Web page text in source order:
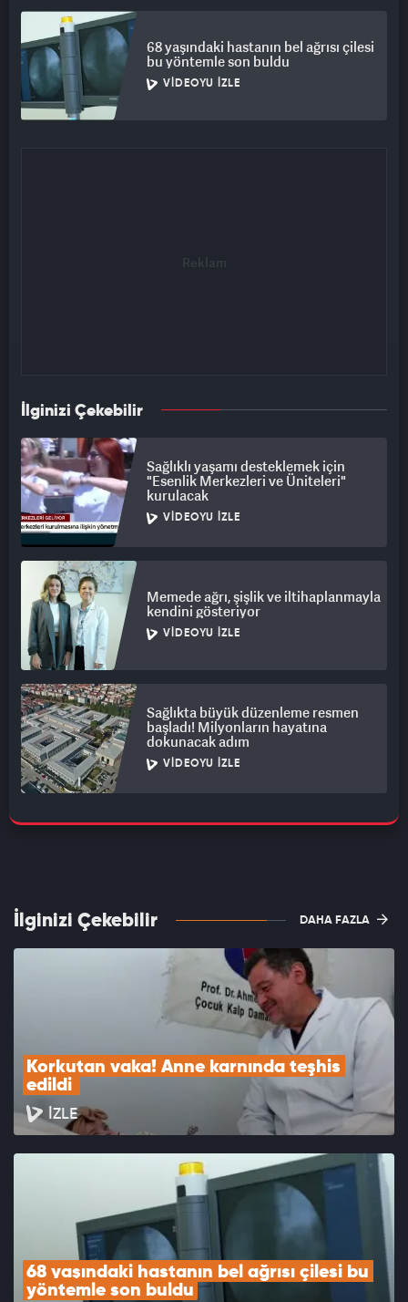
68 yaşındaki hastanın bel ağrısı çilesi
bu yöntemle son buldu
VIDEOYU İZLE
İlginizi Çekebilir
Sağlıklı yaşamı desteklemek için
"Esenlik Merkezleri ve Üniteleri"
kurulacak
VIDEOYU İZLE
Memede ağrı, şişlik ve iltihaplanmayla
kendini gösteriyor
VIDEOYU İZLE
Sağlıkta büyük düzenleme resmen
başladı! Milyonların hayatına
dokunacak adım
VIDEOYU İZLE
İlginizi Çekebilir DAHA FAZLA
Korkutan vaka! Anne karnında teşhis
edildi
İZLE
68 yaşındaki hastanın bel ağrısı çilesi bu
yöntemle son buldu